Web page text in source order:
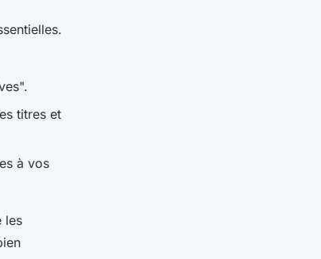
titres et
à vos
les